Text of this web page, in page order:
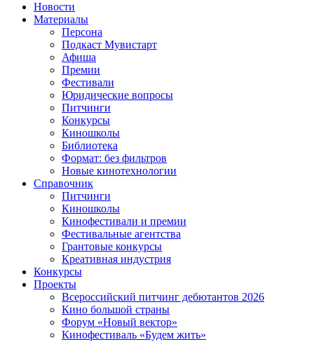
Новости
Материалы
Персона
Подкаст Мувистарт
Афиша
Премии
Фестивали
Юридические вопросы
Питчинги
Конкурсы
Киношколы
Библиотека
Формат: без фильтров
Новые кинотехнологии
Справочник
Питчинги
Киношколы
Кинофестивали и премии
Фестивальные агентства
Грантовые конкурсы
Креативная индустрия
Конкурсы
Проекты
Всероссийский питчинг дебютантов 2026
Кино большой страны
Форум «Новый вектор»
Кинофестиваль «Будем жить»